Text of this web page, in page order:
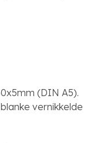
(DIN A5).
vernikkelde